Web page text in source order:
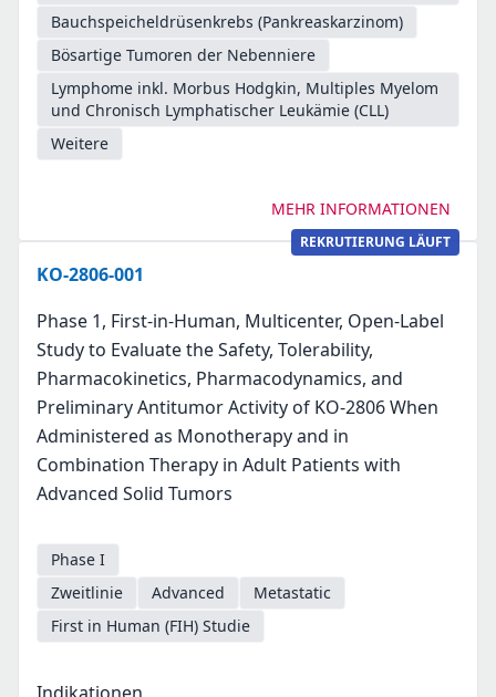
Bauchspeicheldrüsenkrebs (Pankreaskarzinom)
Bösartige Tumoren der Nebenniere
Lymphome inkl. Morbus Hodgkin, Multiples Myelom
und Chronisch Lymphatischer Leukämie (CLL)
Weitere
MEHR INFORMATIONEN
REKRUTIERUNG LÄUFT
KO-2806-001
Phase 1, First-in-Human, Multicenter, Open-Label
Study to Evaluate the Safety, Tolerability,
Pharmacokinetics, Pharmacodynamics, and
Preliminary Antitumor Activity of KO-2806 When
Administered as Monotherapy and in
Combination Therapy in Adult Patients with
Advanced Solid Tumors
Phase I
Zweitlinie
Advanced
Metastatic
First in Human (FIH) Studie